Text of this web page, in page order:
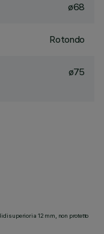
ø68
Rotondo
ø75
superiori a 12 mm, non protetto